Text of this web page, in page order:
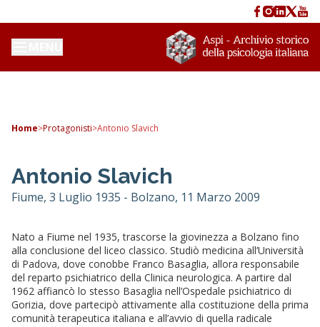
Home>Protagonisti>Antonio Slavich
Antonio Slavich
Fiume, 3 Luglio 1935 - Bolzano, 11 Marzo 2009
Nato a Fiume nel 1935, trascorse la giovinezza a Bolzano fino
alla conclusione del liceo classico. Studiò medicina all’Università
di Padova, dove conobbe Franco Basaglia, allora responsabile
del reparto psichiatrico della Clinica neurologica. A partire dal
1962 affiancò lo stesso Basaglia nell’Ospedale psichiatrico di
Gorizia, dove partecipò attivamente alla costituzione della prima
comunità terapeutica italiana e all’avvio di quella radicale